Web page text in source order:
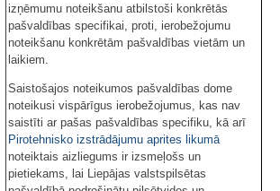
izņēmumu noteikšanu atbilstoši konkrētās
pašvaldības specifikai, proti, ierobežojumu
noteikšanu konkrētām pašvaldības vietām un
laikiem.
Saistošajos noteikumos pašvaldības dome
noteikusi vispārīgus ierobežojumus, kas nav
saistīti ar pašas pašvaldības specifiku, kā arī
Pirotehnisko izstrādājumu aprites likumā
noteiktais aizliegums ir izsmeļošs un
pietiekams, lai Liepājas valstspilsētas